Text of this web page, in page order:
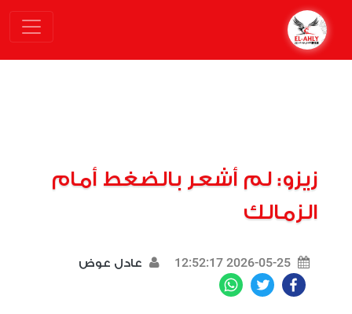
زيزو: لم أشعر بالضغط أمام
الزمالك
2026-05-25 12:52:17 عادل عوض
Facebook
Twitter